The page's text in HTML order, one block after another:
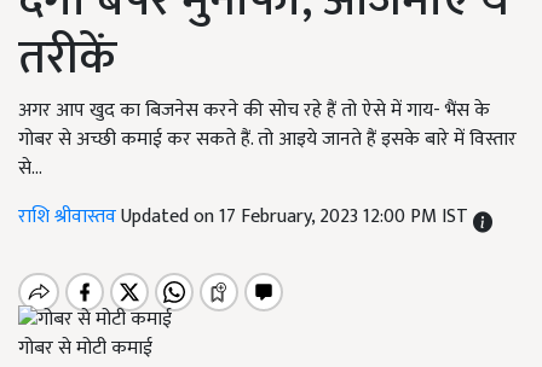
तरीकें
अगर आप खुद का बिजनेस करने की सोच रहे हैं तो ऐसे में गाय- भैंस के
गोबर से अच्छी कमाई कर सकते हैं. तो आइये जानते हैं इसके बारे में विस्तार
से...
राशि श्रीवास्तवUpdated on 17 February, 2023 12:00 PM IST
गोबर से मोटी कमाई